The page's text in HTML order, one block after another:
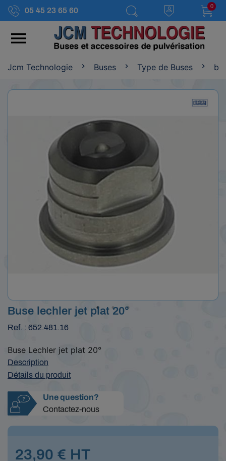
05 45 23 65 60
0

Jcm Technologie Buses Type de Buses
Buse lechler jet plat 20°
Ref. : 652.481.16
Buse Lechler jet plat 20°
Description
Détails du produit
Une question?
Contactez-nous
23,90 € HT